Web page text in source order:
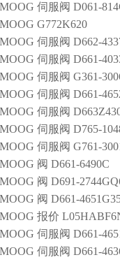
MOOG 伺服阀 D061-
MOOG G772K620
MOOG 伺服阀 D662-
MOOG 伺服阀 D661-
MOOG 伺服阀 G361-
MOOG 伺服阀 D661-
MOOG 伺服阀
MOOG 伺服阀 D765-
MOOG 伺服阀 G761-
MOOG 阀 D661-6490C
MOOG 阀 D691-
MOOG 阀 D661-
MOOG 报价
MOOG 伺服阀 D661-
MOOG 伺服阀 D661-